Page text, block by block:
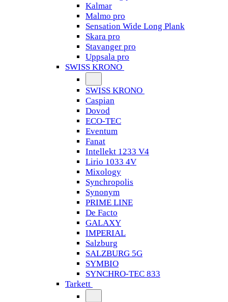
Kalmar
Malmo pro
Sensation Wide Long Plank
Skara pro
Stavanger pro
Uppsala pro
SWISS KRONO
SWISS KRONO
Caspian
Dovod
ECO-TEC
Eventum
Fanat
Intellekt 1233 V4
Lirio 1033 4V
Mixology
Synchropolis
Synonym
PRIME LINE
De Facto
GALAXY
IMPERIAL
Salzburg
SALZBURG 5G
SYMBIO
SYNCHRO-TEC 833
Tarkett